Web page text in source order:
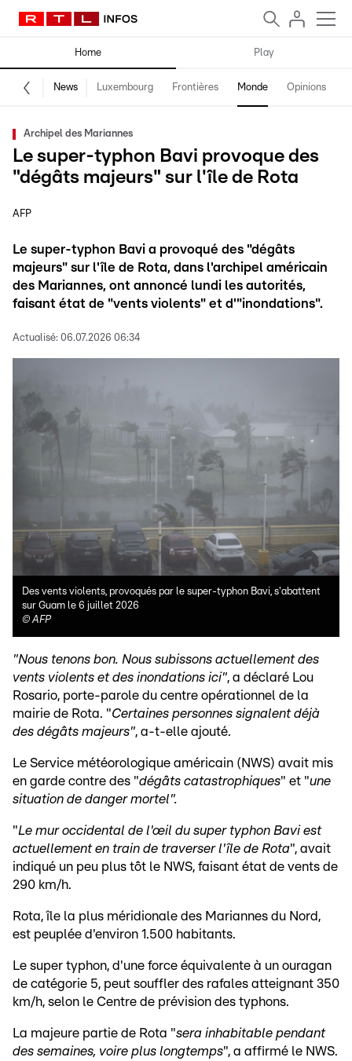
Home Play
News Luxembourg Frontières Monde Opinions
Archipel des Mariannes
Le super-typhon Bavi provoque des
"dégâts majeurs" sur l'île de Rota
AFP
Le super-typhon Bavi a provoqué des "dégâts
majeurs" sur l'île de Rota, dans l'archipel américain
des Mariannes, ont annoncé lundi les autorités,
faisant état de "vents violents" et d'"inondations".
Actualisé: 06.07.2026 06:34
Des vents violents, provoqués par le super-typhon Bavi, s'abattent
sur Guam le 6 juillet 2026
©AFP
"Nous tenons bon. Nous subissons actuellement des
vents violents et des inondations ici", a déclaré Lou
Rosario, porte-parole du centre opérationnel de la
mairie de Rota. "Certaines personnes signalent déjà
des dégâts majeurs", a-t-elle ajouté.
Le Service météorologique américain (NWS) avait mis
en garde contre des "dégâts catastrophiques" et "une
situation de danger mortel".
"Le mur occidental de l'œil du super typhon Bavi est
actuellement en train de traverser l'île de Rota", avait
indiqué un peu plus tôt le NWS, faisant état de vents de
290 km/h.
Rota, île la plus méridionale des Mariannes du Nord,
est peuplée d'environ 1.500 habitants.
Le super typhon, d'une force équivalente à un ouragan
de catégorie 5, peut souffler des rafales atteignant 350
km/h, selon le Centre de prévision des typhons.
La majeure partie de Rota "sera inhabitable pendant
des semaines, voire plus longtemps", a affirmé le NWS.